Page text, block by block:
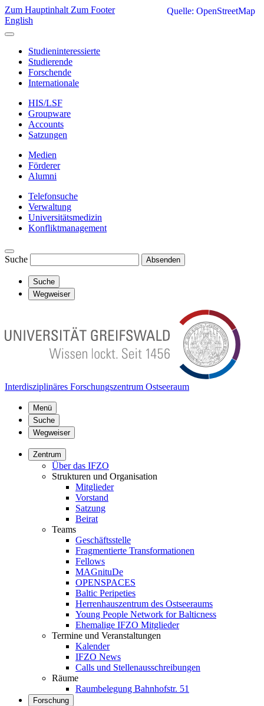
Zum Hauptinhalt Zum Footer
English
Studieninteressierte
Studierende
Forschende
Internationale
HIS/LSF
Groupware
Accounts
Satzungen
Medien
Förderer
Alumni
Telefonsuche
Verwaltung
Universitätsmedizin
Konfliktmanagement
Suche Absenden
Suche
Wegweiser
Interdisziplinäres Forschungszentrum Ostseeraum
Menü
Suche
Wegweiser
Zentrum
Über das IFZO
Strukturen und Organisation
Mitglieder
Vorstand
Satzung
Beirat
Teams
Geschäftsstelle
Fragmentierte Transformationen
Fellows
MAGnituDe
OPENSPACES
Baltic Peripeties
Herrenhauszentrum des Ostseeraums
Young People Network for Balticness
Ehemalige IFZO Mitglieder
Termine und Veranstaltungen
Kalender
IFZO News
Calls und Stellenausschreibungen
Räume
Raumbelegung Bahnhofstr. 51
Forschung
Quelle: OpenStreetMap